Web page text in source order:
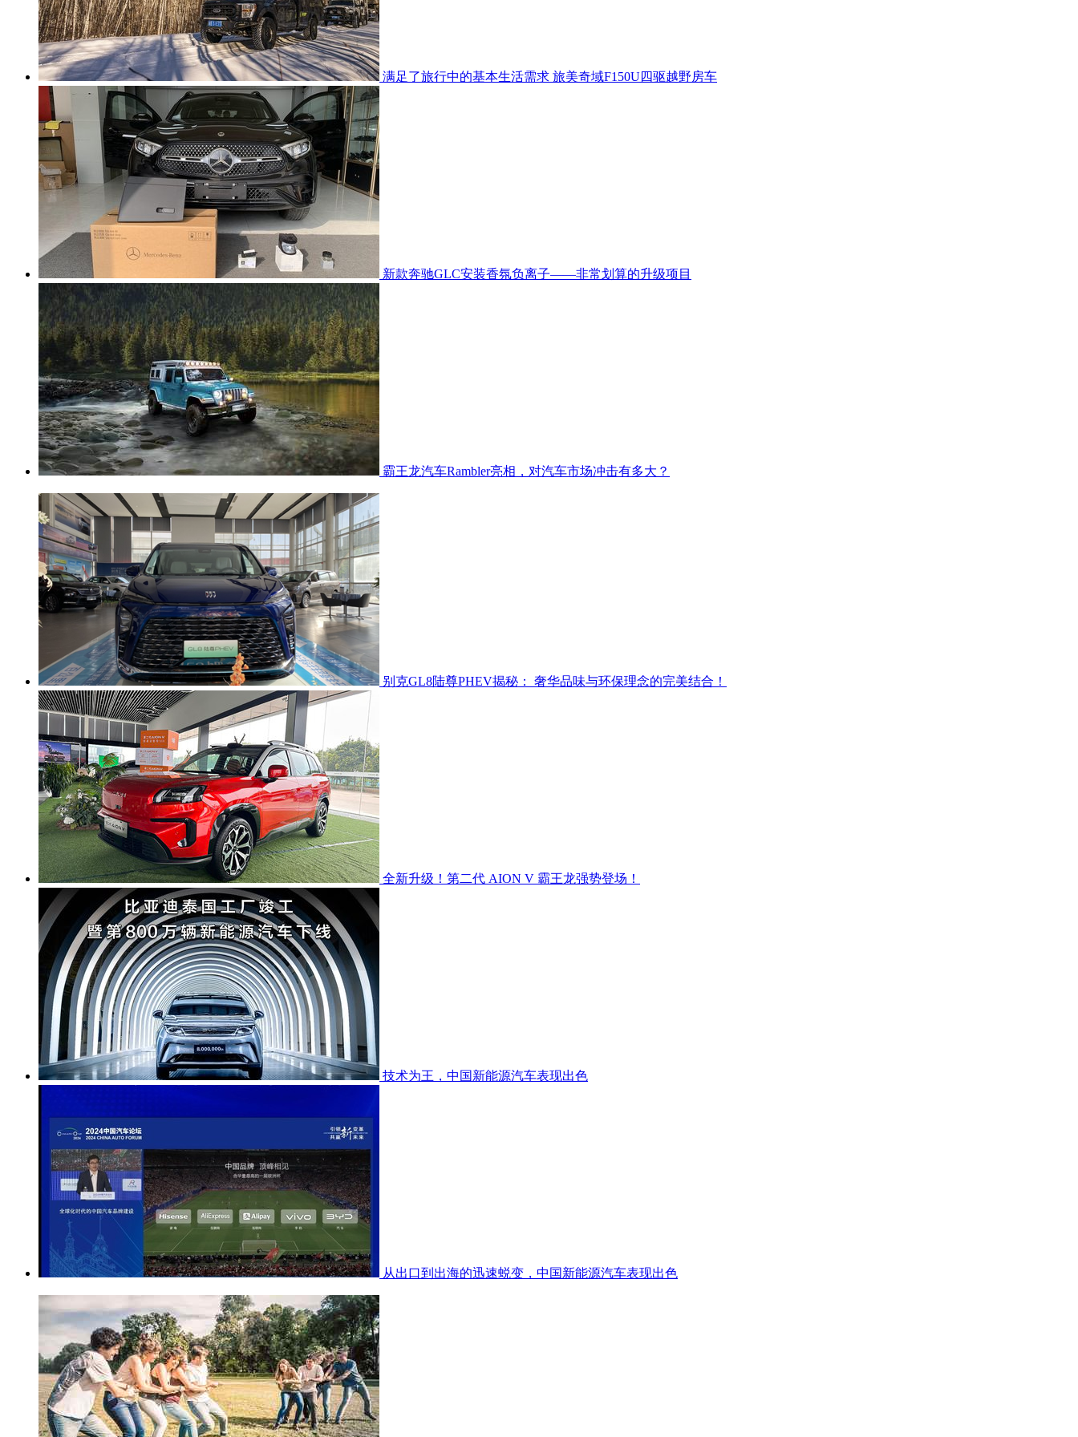
满足了旅行中的基本生活需求 旅美奇域F150U四驱越野房车
新款奔驰GLC安装香氛负离子——非常划算的升级项目
霸王龙汽车Rambler亮相，对汽车市场冲击有多大？
别克GL8陆尊PHEV揭秘： 奢华品味与环保理念的完美结合！
全新升级！第二代 AION V 霸王龙强势登场！
技术为王，中国新能源汽车表现出色
从出口到出海的迅速蜕变，中国新能源汽车表现出色